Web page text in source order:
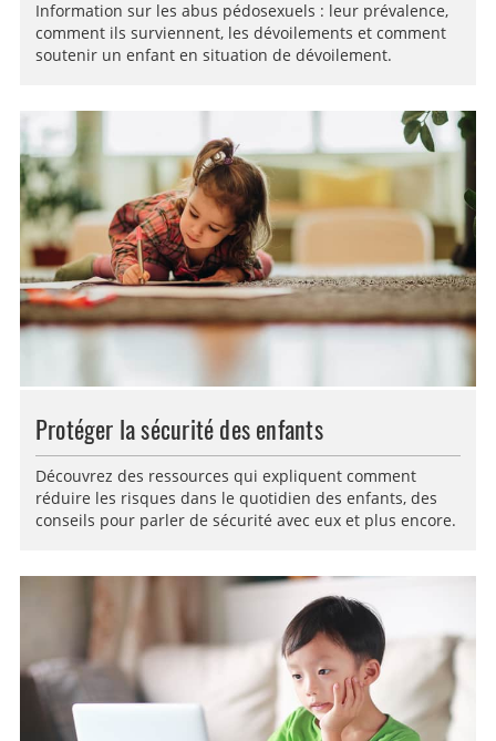
Information sur les abus pédosexuels : leur prévalence,
comment ils surviennent, les dévoilements et comment
soutenir un enfant en situation de dévoilement.
Protéger la sécurité des enfants
Découvrez des ressources qui expliquent comment
réduire les risques dans le quotidien des enfants, des
conseils pour parler de sécurité avec eux et plus encore.